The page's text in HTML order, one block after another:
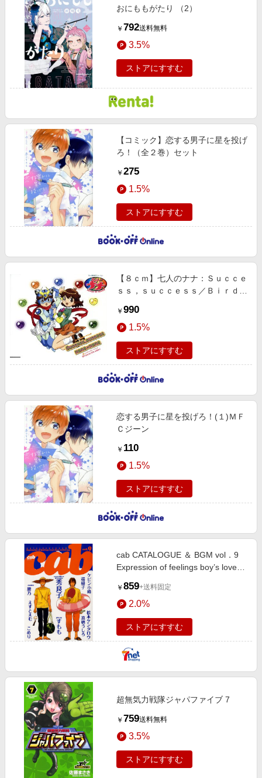
おにももがたり （2）
￥ 792送料無料
3.5%
ストアにすすむ
【コミック】恋する男子に星を投げ
ろ！（全２巻）セット
￥ 275
1.5%
ストアにすすむ
【８ｃｍ】七人のナナ：Ｓｕｃｃｅ
ｓｓ，ｓｕｃｃｅｓｓ／Ｂｉｒｄｉ
￥ 990
1.5%
ストアにすすむ
恋する男子に星を投げろ！(１)ＭＦ
Ｃジーン
￥ 110
1.5%
ストアにすすむ
cab CATALOGUE ＆ BGM vol．9
Expression of feelings boy’s love
￥ 859+送料固定
2.0%
ストアにすすむ
超無気力戦隊ジャパファイブ 7
￥ 759送料無料
3.5%
ストアにすすむ